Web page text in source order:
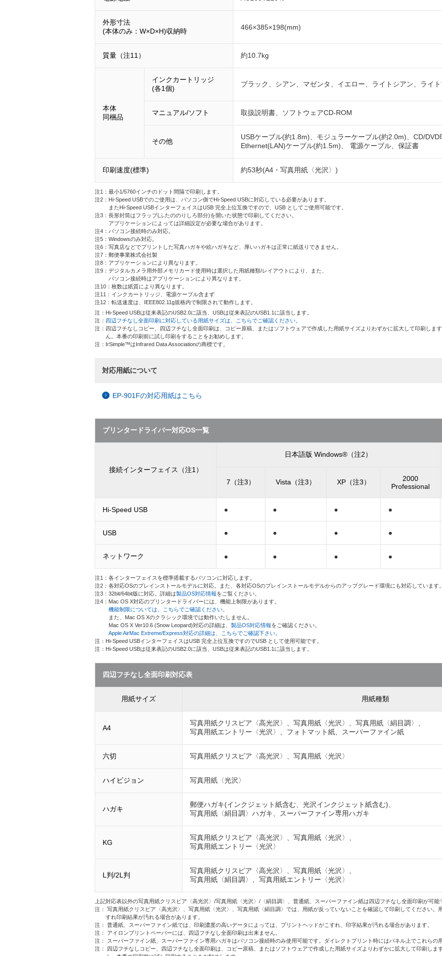
外形寸法
(本体のみ：W×D×H)収納時
466×385×198(mm)
質量（注11） 約10.7kg
本体
同梱品
インクカートリッジ
(各1個)
ブラック、シアン、マゼンタ、イエロー、ライトシアン、ライ
マニュアル/ソフト 取扱説明書、ソフトウェアCD-ROM
その他
USBケーブル(約1.8m)、モジュラーケーブル(約2.0m)、CD/
Ethernet(LAN)ケーブル(約1.5m)、 電源ケーブル、保証書
印刷速度(標準) 約53秒(A4・写真用紙〈光沢〉)
注1：最小1/5760インチのドット間隔で印刷します。
注2：Hi-Speed USBでのご使用は、パソコン側でHi-Speed USBに対応している必要があります。
またHi-Speed USBインターフェイスはUSB 完全上位互換ですので、USB としてご使用可能です。
注3：長形封筒はフラップ(ふたののりしろ部分)を開いた状態で印刷してください。
アプリケーションによっては詳細設定が必要な場合があります。
注4：パソコン接続時のみ対応。
注5：Windowsのみ対応。
注6：写真店などでプリントした写真ハガキや絵ハガキなど、厚いハガキは正常に紙送りできません。
注7：郵便事業株式会社製
注8：アプリケーションにより異なります。
注9：デジタルカメラ用外部メモリカード使用時は選択した用紙種類/レイアウトにより、また、
パソコン接続時はアプリケーションにより異なります。
注10：枚数は紙質により異なります。
注11：インクカートリッジ、電源ケーブル含まず
注12：転送速度は、IEEE802.11g規格内で制限されて動作します。
注：Hi-Speed USBは従来表記のUSB2.0に該当、USBは従来表記のUSB1.1に該当します。
注： 四辺フチなし全面印刷に対応している用紙サイズは、こちらでご確認ください。
注：四辺フチなしコピー、四辺フチなし全面印刷は、コピー原稿、またはソフトウェアで作成した用紙サイズよりわずかに拡大して印刷しま
ん。本番の印刷前に試し印刷をすることをお勧めします。
注：IrSimple™はInfrared Data Associationの商標です。
対応用紙について
EP-901Fの対応用紙はこちら
プリンタードライバー対応OS一覧
接続インターフェイス（注1）
日本語版 Windows®（注2）
7（注3） Vista（注3） XP（注3）
2000
Professional
Hi-Speed USB ● ● ● ●
USB ● ● ● ●
ネットワーク ● ● ● ●
注1：各インターフェイスを標準搭載するパソコンに対応します。
注2：各対応OSのプレインストールモデルに対応。また、各対応OSのプレインストールモデルからのアップグレード環境にも対応しています
注3：32bit/64bit版に対応。詳細は製品OS対応情報をご覧ください。
注4：Mac OS X対応のプリンタードライバーには、機能上制限があります。
機能制限については、こちらでご確認ください。
また、Mac OS Xのクラシック環境では動作いたしません。
Mac OS X Ver10.6 (Snow Leopard)対応の詳細は、 製品OS対応情報をご確認ください。
Apple AirMac Extreme/Express対応の詳細は、こちらでご確認下さい。
注：Hi-Speed USBインターフェイスはUSB 完全上位互換ですのでUSB として使用可能です。
注：Hi-Speed USBは従来表記のUSB2.0に該当、USBは従来表記のUSB1.1に該当します。
四辺フチなし全面印刷対応表
用紙サイズ 用紙種類
A4
写真用紙クリスピア〈高光沢〉、写真用紙〈光沢〉、写真用紙〈絹目調〉、
写真用紙エントリー〈光沢〉、フォトマット紙、スーパーファイン紙
六切 写真用紙クリスピア〈高光沢〉、写真用紙〈光沢〉
ハイビジョン 写真用紙〈光沢〉
ハガキ
郵便ハガキ(インクジェット紙含む、光沢インクジェット紙含む)、
写真用紙〈絹目調〉ハガキ、スーパーファイン専用ハガキ
KG
写真用紙クリスピア〈高光沢〉、写真用紙〈光沢〉、
写真用紙エントリー〈光沢〉
L判/2L判
写真用紙クリスピア〈高光沢〉、写真用紙〈光沢〉、
写真用紙〈絹目調〉、写真用紙エントリー〈光沢〉
上記対応表以外の写真用紙クリスピア〈高光沢〉/写真用紙〈光沢〉/〈絹目調〉、普通紙、スーパーファイン紙は四辺フチなし全面印刷が可
注： 写真用紙クリスピア〈高光沢〉、写真用紙〈光沢〉、写真用紙〈絹目調〉では、用紙が反っていないことを確認して印刷してください
すれ印刷結果が汚れる場合があります。
注： 普通紙、スーパーファイン紙では、印刷濃度の高いデータによっては、プリントヘッドがこすれ、印字結果が汚れる場合があります。
注： アイロンプリントペーパーには、四辺フチなし全面印刷は出来ません。
注： スーパーファイン紙、スーパーファイン専用ハガキはパソコン接続時のみ使用可能です。ダイレクトプリント時にはパネル上でこれらの
注： 四辺フチなしコピー、四辺フチなし全面印刷は、コピー原稿、またはソフトウェアで作成した用紙サイズよりわずかに拡大して印刷し